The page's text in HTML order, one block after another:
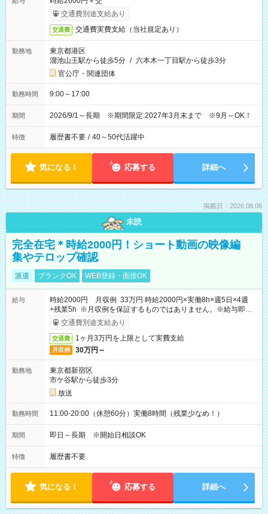
交通費別途支給あり
交通費 交通費実費支給（当社規定あり）
勤務地
東京都港区
溜池山王駅から徒歩5分 / 六本木一丁目駅から徒歩3分
官公庁・関連団体
勤務時間 9:00～17:00
期間 2026/9/1～長期 ※期間限定:2027年3月末まで ※9月～OK！
特徴 履歴書不要 / 40～50代活躍中
気になる！ 応募する 詳細へ
掲載日：2026.08.08
未読
完全在宅＊時給2000円！ショート動画の映像編
集やテロップ確認
派遣 ブランクOK WEB登録・面接OK
給与
時給2000円 月収例 33万円 時給2000円×実働8h×週5日×4週
+残業5h ※月収例を保証するものではありません。※給与即受
取りサービス利用可（利用条件有）
交通費別途支給あり
交通費 1ヶ月3万円を上限として実費支給
月収例 30万円～
勤務地
東京都新宿区
市ケ谷駅から徒歩3分
放送
勤務時間 11:00-20:00（休憩60分）実働8時間（残業少なめ！）
期間 即日～長期 ※開始日相談OK
特徴 履歴書不要
気になる！ 応募する 詳細へ